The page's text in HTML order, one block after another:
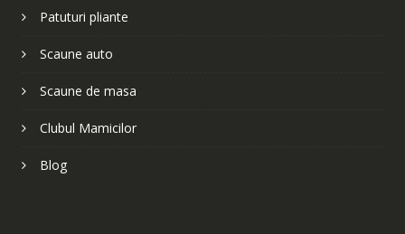
Patuturi pliante
Scaune auto
Scaune de masa
Clubul Mamicilor
Blog